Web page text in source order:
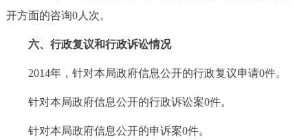
开方面的咨询0人次。
六、行政复议和行政诉讼情况
2014年，针对本局政府信息公开的行政复议申请0件。
针对本局政府信息公开的行政诉讼案0件。
针对本局政府信息公开的申诉案0件。